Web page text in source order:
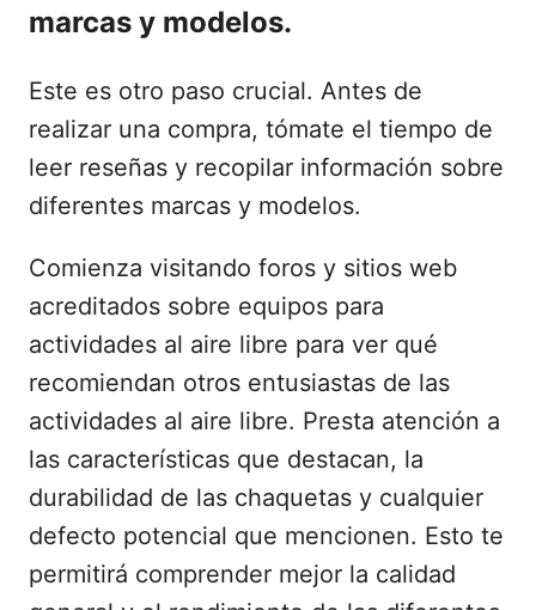
marcas y modelos.
Este es otro paso crucial. Antes de
realizar una compra, tómate el tiempo de
leer reseñas y recopilar información sobre
diferentes marcas y modelos.
Comienza visitando foros y sitios web
acreditados sobre equipos para
actividades al aire libre para ver qué
recomiendan otros entusiastas de las
actividades al aire libre. Presta atención a
las características que destacan, la
durabilidad de las chaquetas y cualquier
defecto potencial que mencionen. Esto te
permitirá comprender mejor la calidad